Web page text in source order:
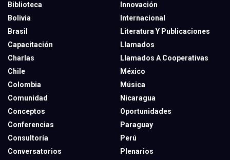
Biblioteca
Bolivia
Brasil
Capacitación
Charlas
Chile
Colombia
Comunidad
Conceptos
Conferencias
Consultoría
Conversatorios
Innovación
Internacional
Literatura Y Publicaciones
Llamados
Llamados A Cooperativas
México
Música
Nicaragua
Oportunidades
Paraguay
Perú
Plenarios